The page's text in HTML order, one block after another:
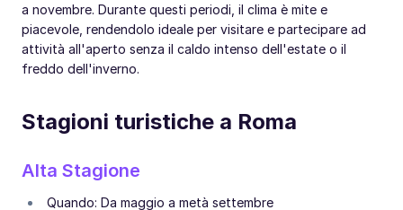
a novembre. Durante questi periodi, il clima è mite e
piacevole, rendendolo ideale per visitare e partecipare ad
attività all'aperto senza il caldo intenso dell'estate o il
freddo dell'inverno.
Stagioni turistiche a Roma
Alta Stagione
Quando: Da maggio a metà settembre